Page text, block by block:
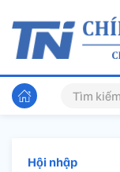
Hội nhập